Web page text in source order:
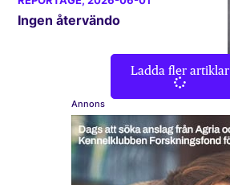
Ingen återvändo
Ladda fler artiklar
Annons